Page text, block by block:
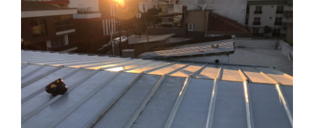
Topaloğlu İnşaat
Hey Grup
Gördes Belediyesi